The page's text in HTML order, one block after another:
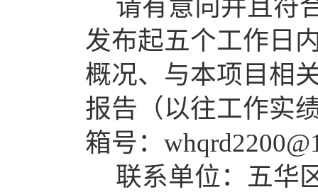
请有意向并且符
发布起五个工作日
概况、与本项目相
报告（以往工作实
箱号：
联系单位：五华